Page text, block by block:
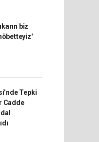
biz
Tepki
Cadde